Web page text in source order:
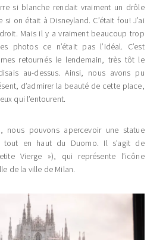
si blanche rendait vraiment un drôle
si on était à Disneyland. C’était fou! J’ai
Mais il y a vraiment beaucoup trop
photos ce n’était pas l’idéal. C’est
retournés le lendemain, très tôt le
au-dessus. Ainsi, nous avons pu
d’admirer la beauté de cette place,
qui l’entourent.
nous pouvons apercevoir une statue
en haut du Duomo. Il s’agit de
Vierge »), qui représente l’icône
de la ville de Milan.